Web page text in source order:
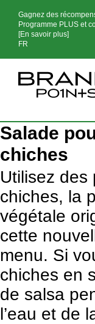
Gagnez des
Programme PLUS et
[En savoir plus]
FR
Salade
chiches
Utilisez des
chiches, la
végétale
cette
menu. Si
chiches en
de salsa
l’eau et de